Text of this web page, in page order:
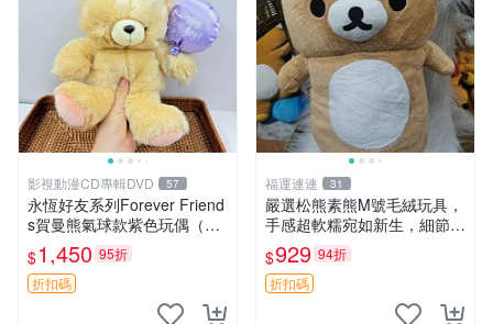
影視動漫CD專輯DVD 57
永恆好友系列Forever Friend
s賀曼熊氣球款紫色玩偶（鼻
子稍有磨損） 中古玩具 氣球
熊 玩偶
$1,450 95折
折扣碼
福運連連 31
嚴選松熊素熊M號毛絨玩具，
手感超軟糯宛如新生，細節精
緻完美無瑕，推薦送禮或珍
藏，中古狀態保養得宜。 松
熊 素熊 毛絨doll
$929 94折
折扣碼